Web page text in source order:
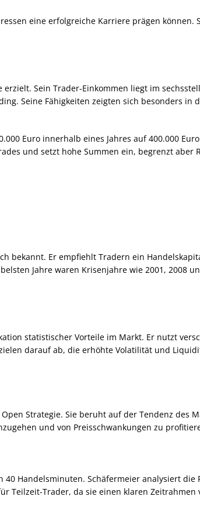
eine erfolgreiche Karriere prägen können.
Sein Trader-Einkommen liegt im
Seine Fähigkeiten zeigten sich besonders in
Euro innerhalb eines Jahres auf 400.000
und setzt hohe Summen ein, begrenzt aber
bekannt. Er empfiehlt Tradern ein
Jahre waren Krisenjahre wie 2001, 2008
statistischer Vorteile im Markt. Er nutzt
darauf ab, die erhöhte Volatilität und
Strategie. Sie beruht auf der Tendenz des
und von Preisschwankungen zu
Handelsminuten. Schäfermeier analysiert
Teilzeit-Trader, da sie einen klaren Zeitrahmen